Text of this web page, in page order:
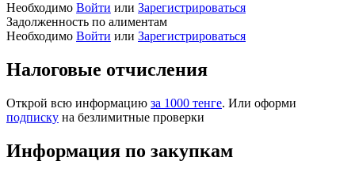
Необходимо Войти или Зарегистрироваться
Задолженность по алиментам
Необходимо Войти или Зарегистрироваться
Налоговые отчисления
Открой всю информацию за 1000 тенге. Или оформи
подписку на безлимитные проверки
Информация по закупкам